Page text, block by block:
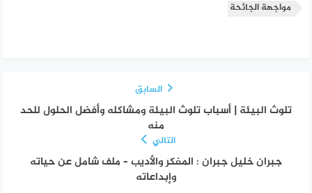
مواجهة الجائحة
السابق
تلوث البيئة | أسباب تلوث البيئة ومشاكله وأفضل الحلول للحد
منه
التالي
جبران خليل جبران : المفكر والأديب – ملف شامل عن حياته
وإبداعاته